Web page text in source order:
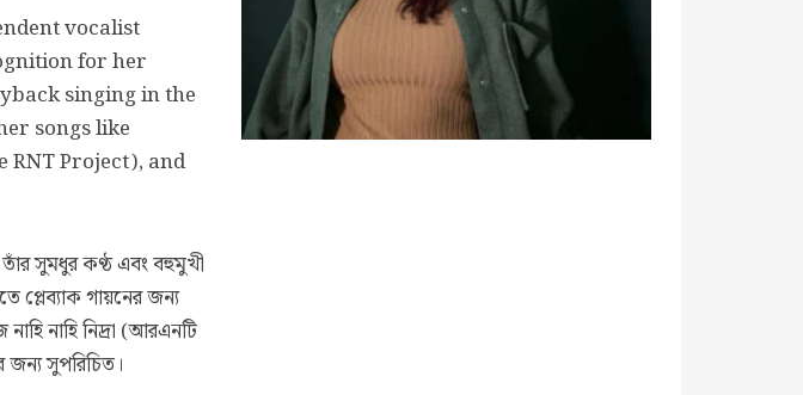
vocalist
for her
singing in the
songs like
RNT Project), and
তাঁর সুমধুর কণ্ঠ এবং বহুমুখী
প্লেব্যাক গায়নের জন্য
নাহি নিদ্রা (আরএনটি
সুপরিচিত।